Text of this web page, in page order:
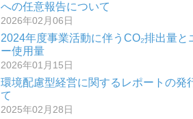
への任意報告について
2026年02月06日
2024年度事業活動に伴うCO₂排出量と
ー使用量
2026年01月15日
環境配慮型経営に関するレポートの発
て
2025年02月28日